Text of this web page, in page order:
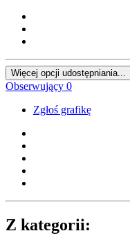
Więcej opcji udostępniania...
Obserwujący 0
Zgłoś grafikę
Z kategorii: